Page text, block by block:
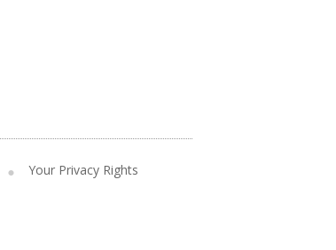
Your Privacy Rights